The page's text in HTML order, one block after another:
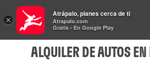
Rent
a Car
ALQUILER DE AUTOS
×
Atrápalo, planes cerca de ti
Atrapalo.com
Gratis - En Google Play